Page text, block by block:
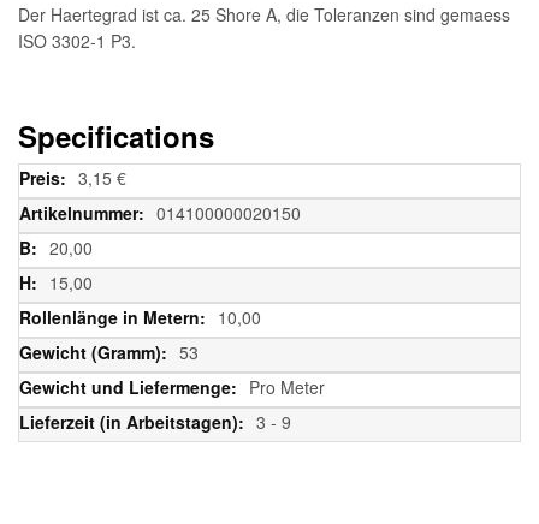
Der Haertegrad ist ca. 25 Shore A, die Toleranzen sind gemaess
ISO 3302-1 P3.
Specifications
Weitere
Informationen
3,15 €
014100000020150
20,00
15,00
10,00
53
Pro Meter
3 - 9